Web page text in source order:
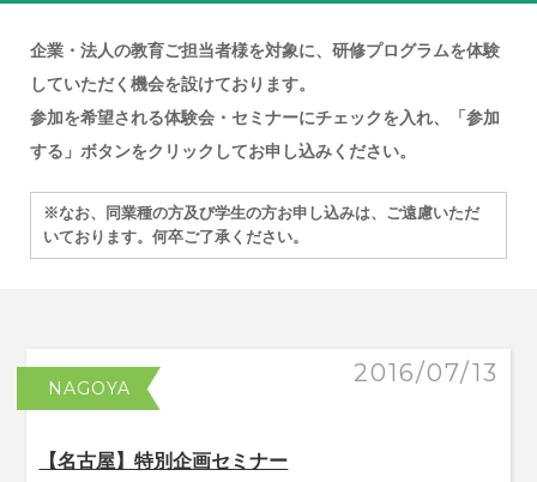
企業・法人の教育ご担当者様を対象に、研修プログラムを体験
していただく機会を設けております。
参加を希望される体験会・セミナーにチェックを入れ、「参加
する」ボタンをクリックしてお申し込みください。
※なお、同業種の方及び学生の方お申し込みは、ご遠慮いただ
いております。何卒ご了承ください。
NAGOYA
2016/07/13
【名古屋】特別企画セミナー